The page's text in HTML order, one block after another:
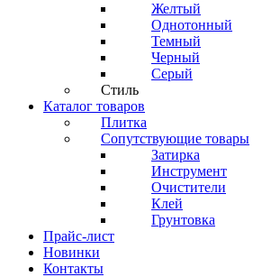
Желтый
Однотонный
Темный
Черный
Серый
Стиль
Каталог товаров
Плитка
Сопутствующие товары
Затирка
Инструмент
Очистители
Клей
Грунтовка
Прайс-лист
Новинки
Контакты